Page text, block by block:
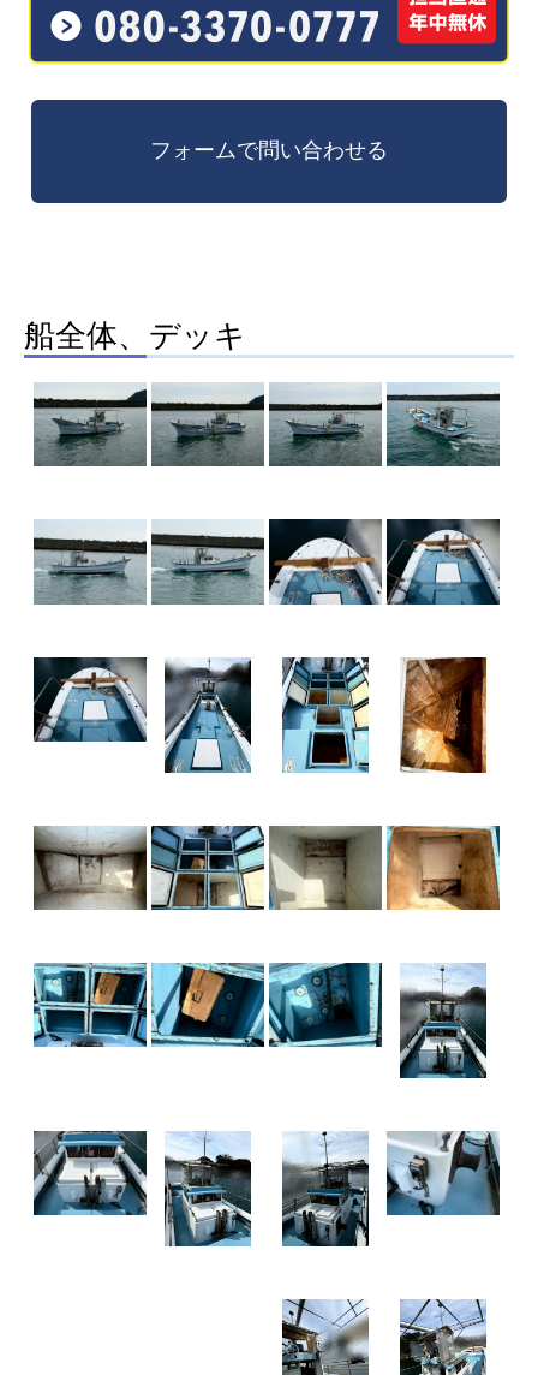
船全体、デッキ